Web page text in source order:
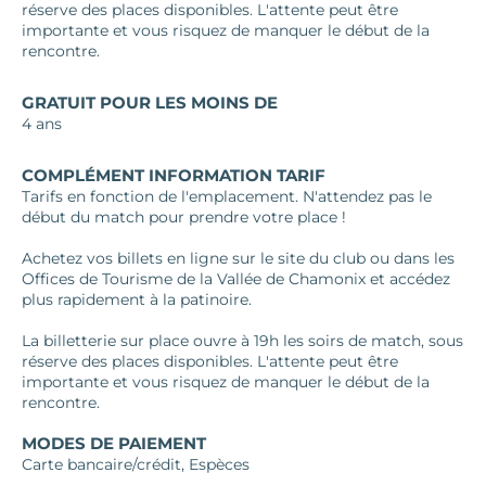
réserve des places disponibles. L'attente peut être
importante et vous risquez de manquer le début de la
rencontre.
GRATUIT POUR LES MOINS DE
4 ans
COMPLÉMENT INFORMATION TARIF
Tarifs en fonction de l'emplacement. N'attendez pas le
début du match pour prendre votre place !
Achetez vos billets en ligne sur le site du club ou dans les
Offices de Tourisme de la Vallée de Chamonix et accédez
plus rapidement à la patinoire.
La billetterie sur place ouvre à 19h les soirs de match, sous
réserve des places disponibles. L'attente peut être
importante et vous risquez de manquer le début de la
rencontre.
MODES DE PAIEMENT
Carte bancaire/crédit, Espèces